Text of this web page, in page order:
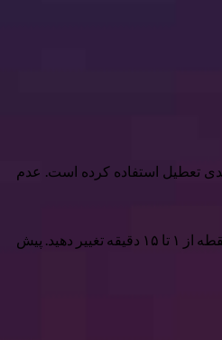
فرض اپل از مدت زمان طولانی ۹ دقیقه به عنوان تنها گزینه زمان بندی تعطیل استفاده کرده است. عدم
با استفاده از iOS ۲۶ ، سرانجام اپل به شما امکان می دهد مدت زمان تعطیل بین هشدارها را تغییر دهید. در iOS ۲۶ ، شما می توانید دوره های ساعت را در برنامه ساعت به هر نقطه از ۱ تا ۱۵ دقیقه تغییر دهید. پیش